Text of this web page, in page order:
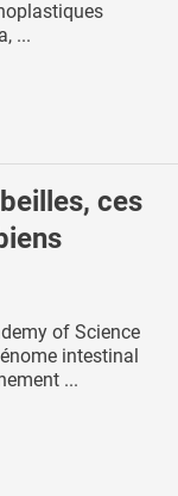
...
ces
of Science
intestinal
...